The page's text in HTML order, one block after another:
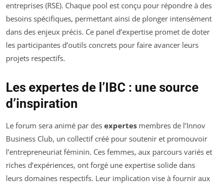
entreprises (RSE). Chaque pool est conçu pour répondre à des
besoins spécifiques, permettant ainsi de plonger intensément
dans des enjeux précis. Ce panel d’expertise promet de doter
les participantes d’outils concrets pour faire avancer leurs
projets respectifs.
Les expertes de l’IBC : une source
d’inspiration
Le forum sera animé par des expertes membres de l’Innov
Business Club, un collectif créé pour soutenir et promouvoir
l’entrepreneuriat féminin. Ces femmes, aux parcours variés et
riches d’expériences, ont forgé une expertise solide dans
leurs domaines respectifs. Leur implication vise à fournir aux